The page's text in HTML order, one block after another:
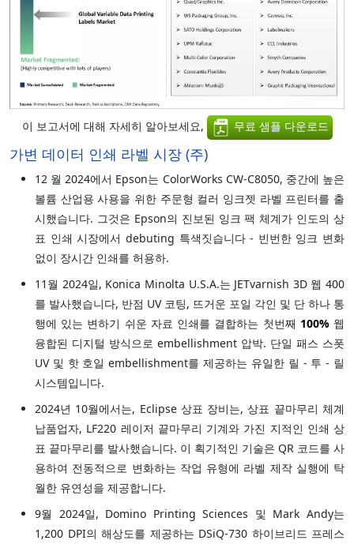
이 보고서에 대해 자세히 알아보세요, 무료 샘플 다운로드
가변 데이터 인쇄 라벨 시장 (주)
12 월 2024에서 Epson는 ColorWorks CW-C8050, 중간에 높은
볼륨 산업용 사용을 위한 주문형 컬러 잉크젯 라벨 프린터를 출
시했습니다. 그것은 Epson의 진보된 잉크 팩 체계가 인도의 상
표 인쇄 시장에서 debuting 특색짓습니다 - 빈번한 잉크 변화
없이 장시간 인쇄를 허용하.
11월 2024일, Konica Minolta U.S.A.는 JETvarnish 3D 웹 400
를 발사했습니다, 반점 UV 코팅, 뜨거운 포일 각인 및 단 하나 통
행에 있는 변하기 쉬운 자료 인쇄를 결합하는 첫번째 100%웹
융합된 디지털 방식으로 embellishment 압박. 단일 패스 스폿
UV 및 핫 호일 embellishment를 제공하는 유일한 릴 - 투 - 릴
시스템입니다.
2024년 10월에서는, Eclipse 상표 장비는, 상표 끝마무리 체계
납품업자, LF220 레이저 끝마무리 기계와 가진 지적인 인쇄 상
표 끝마무리를 발사했습니다. 이 획기적인 기술은 QR 코드를 사
용하여 전동적으로 변화하는 작업 유형에 라벨 제작 실행에 탁
월한 유연성을 제공합니다.
9월 2024일, Domino Printing Sciences 및 Mark Andy는
1,200 DPI의 해상도를 제공하는 DSiQ-730 하이브리드 프레스